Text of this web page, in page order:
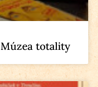
totality